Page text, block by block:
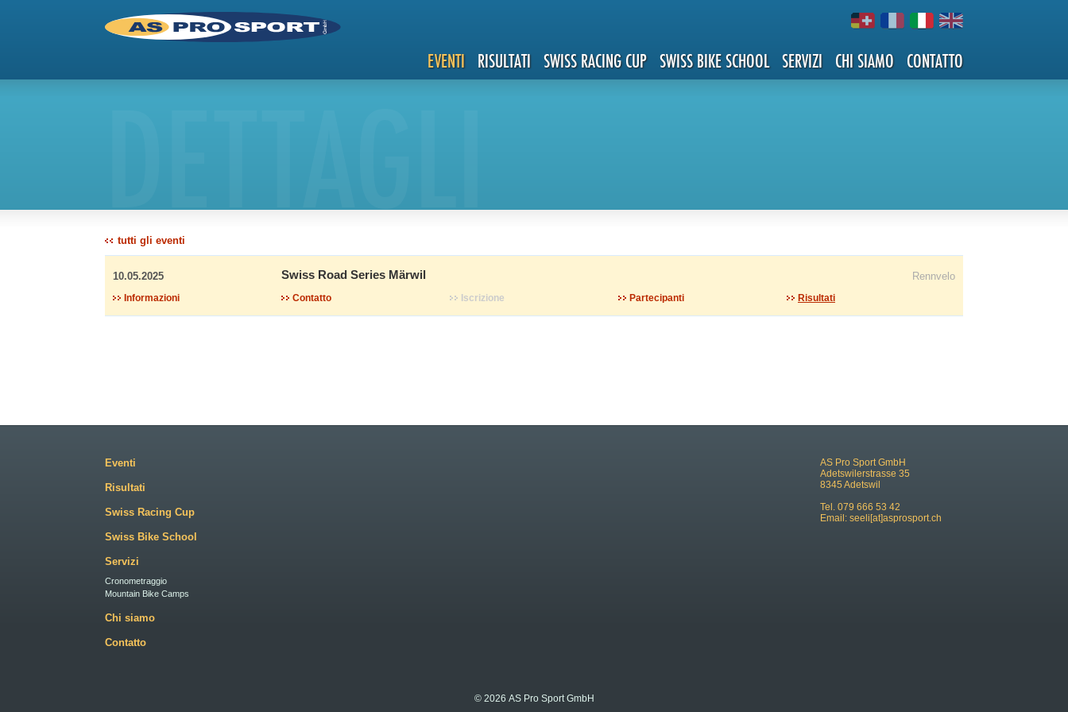
EVENTI RISULTATI SWISS RACING CUP SWISS BIKE SCHOOL SERVIZI CHI SIAMO CONTATTO
tutti gli eventi
10.05.2025 Rennvelo
Swiss Road Series Märwil
Informazioni Contatto Iscrizione Partecipanti Risultati
AS Pro Sport GmbH
Adetswilerstrasse 35
8345 Adetswil
Tel. 079 666 53 42
Email: seeli[at]asprosport.ch
Eventi
Risultati
Swiss Racing Cup
Swiss Bike School
Servizi
Cronometraggio
Mountain Bike Camps
Chi siamo
Contatto
© 2026 AS Pro Sport GmbH